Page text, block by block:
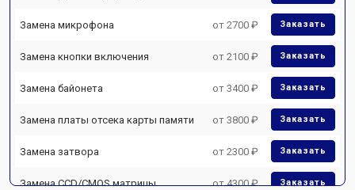
Замена микрофона от 2700 ₽ Заказать
Замена кнопки включения от 2100 ₽ Заказать
Замена байонета от 3400 ₽ Заказать
Замена платы отсека карты памяти от 3800 ₽ Заказать
Замена затвора от 2300 ₽ Заказать
Замена CCD/CMOS матрицы от 4300 ₽ Заказать